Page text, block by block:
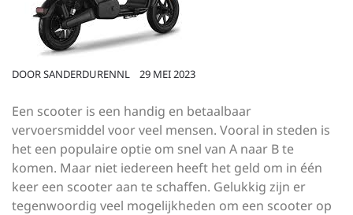
DOORSANDERDURENNL 29 MEI 2023
Een scooter is een handig en betaalbaar
vervoersmiddel voor veel mensen. Vooral in steden is
het een populaire optie om snel van A naar B te
komen. Maar niet iedereen heeft het geld om in één
keer een scooter aan te schaffen. Gelukkig zijn er
tegenwoordig veel mogelijkheden om een scooter op